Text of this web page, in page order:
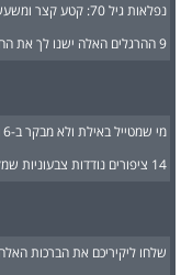
נפלאות גיל 70: קטע קצר ומשעשע שמוכיח שלכל גיל יש יתרונות!
9 ההרגלים האלה ישנו לך את החיים - טיפ מספר 5 מומלץ בחום!
מי שמטייל באילת ולא מבקר ב-6 המקומות הנהדרים האלה - מפספס!
14 ציפורים נודדות צבעוניות שמקשטות את שמי הארץ בימי האביב
שלחו ליקיריכם את הברכות